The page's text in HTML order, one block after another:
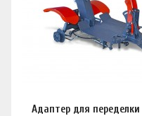
Адаптер для